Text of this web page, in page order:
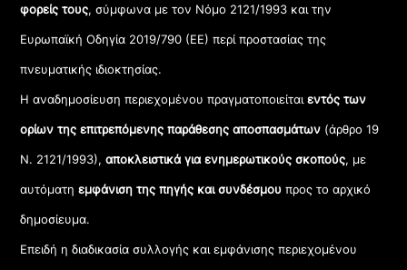
φορείς τους, σύμφωνα με τον Νόμο 2121/1993 και την
Ευρωπαϊκή Οδηγία 2019/790 (ΕΕ) περί προστασίας της
πνευματικής ιδιοκτησίας.
Η αναδημοσίευση περιεχομένου πραγματοποιείταιεντός των
ορίων της επιτρεπόμενης παράθεσης αποσπασμάτων (άρθρο 19
Ν. 2121/1993), αποκλειστικά για ενημερωτικούς σκοπούς, με
αυτόματηεμφάνιση της πηγής και συνδέσμου προς το αρχικό
δημοσίευμα.
Επειδή η διαδικασία συλλογής και εμφάνισης περιεχομένου